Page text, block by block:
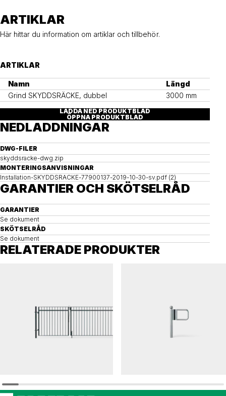
ARTIKLAR
Här hittar du information om artiklar och tillbehör.
ARTIKLAR
Namn
Längd
Grind SKYDDSRÄCKE, dubbel
3000 mm
LADDA NED PRODUKTBLAD
ÖPPNA PRODUKTBLAD
NEDLADDNINGAR
DWG-FILER
skyddsracke-dwg.zip
MONTERINGSANVISNINGAR
Installation-SKYDDSRACKE-77900137-2019-10-30-sv.pdf (2)
GARANTIER OCH SKÖTSELRÅD
GARANTIER
Se dokument
SKÖTSELRÅD
Se dokument
RELATERADE PRODUKTER